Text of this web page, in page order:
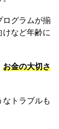
ログラムが揃
けなど年齢に
お金の大切さ
トラブルも